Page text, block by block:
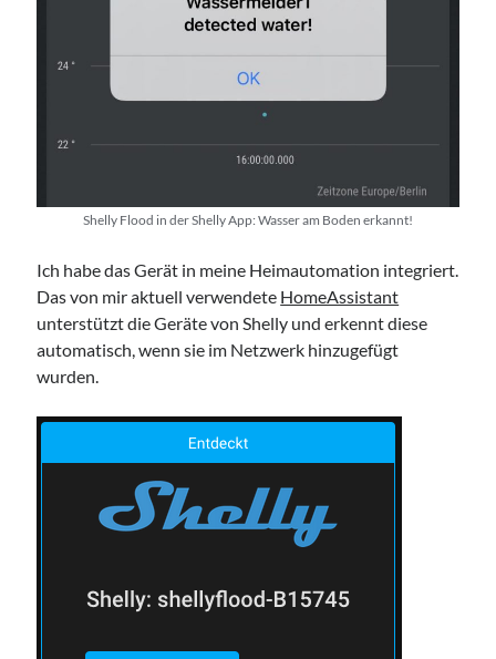
Shelly Flood in der Shelly App: Wasser am Boden erkannt!
Ich habe das Gerät in meine Heimautomation integriert.
Das von mir aktuell verwendete HomeAssistant
unterstützt die Geräte von Shelly und erkennt diese
automatisch, wenn sie im Netzwerk hinzugefügt
wurden.